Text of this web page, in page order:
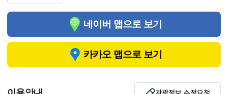
네이버 맵으로 보기
카카오 맵으로 보기